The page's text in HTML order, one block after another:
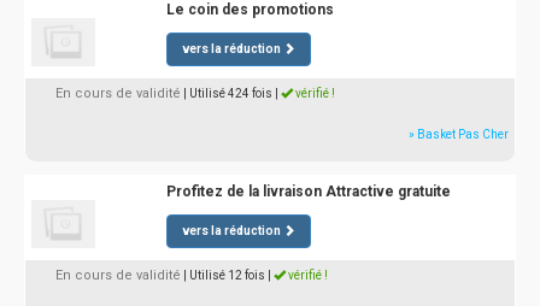
Le coin des promotions
vers la réduction
En cours de validité | Utilisé 424 fois vérifié !
» Basket Pas Cher
Profitez de la livraison Attractive gratuite
vers la réduction
En cours de validité | Utilisé 12 fois vérifié !